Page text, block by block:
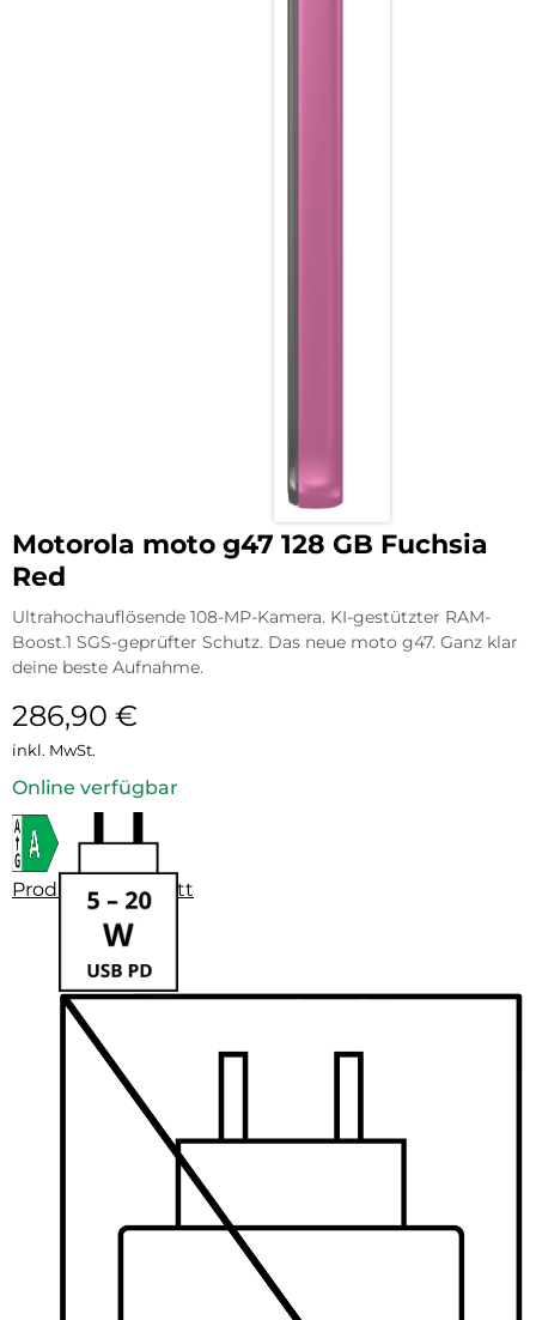
Motorola moto g47 128 GB Fuchsia
Red
Ultrahochauflösende 108-MP-Kamera. KI-gestützter RAM-
Boost.1 SGS-geprüfter Schutz. Das neue moto g47. Ganz klar
deine beste Aufnahme.
286,90 €
inkl. MwSt.
Online verfügbar
Produktdatenblatt